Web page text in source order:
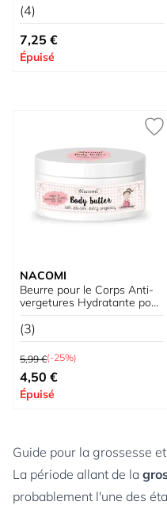
(4)
7,25 €
Épuisé
NACOMI
Beurre pour le Corps Anti-
vergetures Hydratante pour
la Grossesse
(3)
Prix normal
5,99 €(-25%)
Prix spécial
4,50 €
Épuisé
Guide pour la grossesse
La période allant de la
probablement l'une des